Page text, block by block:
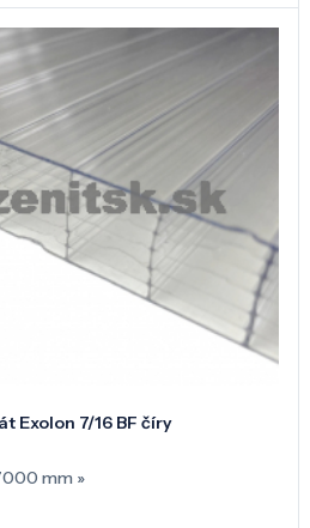
Exolon 7/16 BF číry
mm »